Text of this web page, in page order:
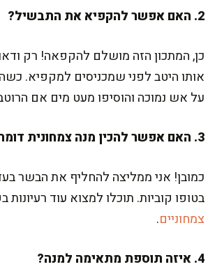
2. האם אפשר להקפיא את התבשיל?
כן, המתכון הזה מושלם להקפאה! רק
אותו היטב לפני שמכניסים למקפיא.
על אש נמוכה והוסיפו מעט מים אם
3. האם אפשר להכין מנה צמחונית דומה?
כמובן! אני ממליצה להחליף את הבשר
בטופו קוביות. תוכלו למצוא עוד רעיונות
צמחוניים.
4. איזה תוספת מתאימה למנה?